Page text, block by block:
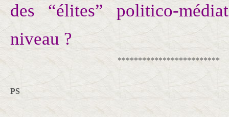
des “élites” politico-
niveau ?
*************************
PS